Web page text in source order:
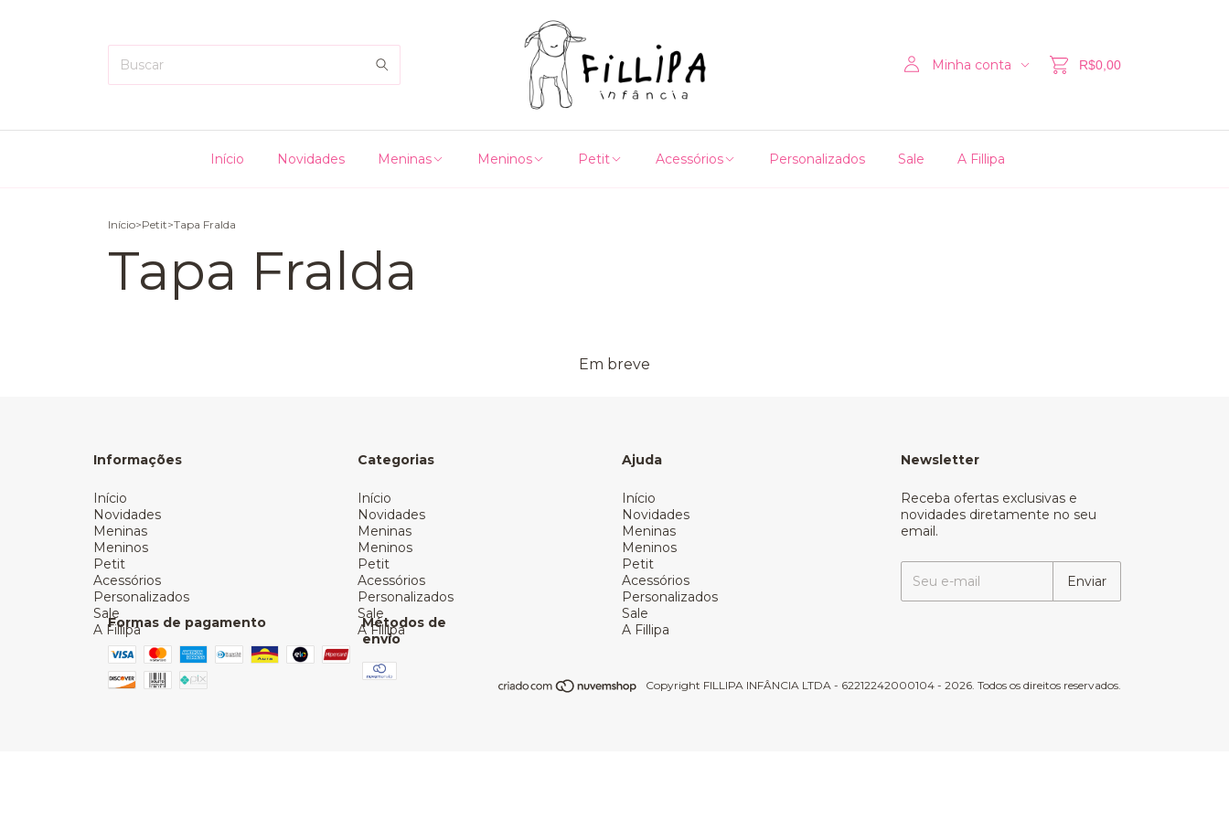
Minha conta R$0,00
Início Novidades Meninas Meninos Petit Acessórios Personalizados Sale A Fillipa
Início>Petit>Tapa Fralda
Tapa Fralda
Em breve
Informações
Início
Novidades
Meninas
Meninos
Petit
Acessórios
Personalizados
Sale
A Fillipa
Categorias
Início
Novidades
Meninas
Meninos
Petit
Acessórios
Personalizados
Sale
A Fillipa
Ajuda
Início
Novidades
Meninas
Meninos
Petit
Acessórios
Personalizados
Sale
A Fillipa
Newsletter
Receba ofertas exclusivas e
novidades diretamente no seu
email.
Formas de pagamento
Métodos de
envio
Copyright FILLIPA INFÂNCIA LTDA - 62212242000104 - 2026. Todos os direitos reservados.